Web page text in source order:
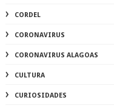
CORDEL
CORONAVIRUS
CORONAVIRUS ALAGOAS
CULTURA
CURIOSIDADES